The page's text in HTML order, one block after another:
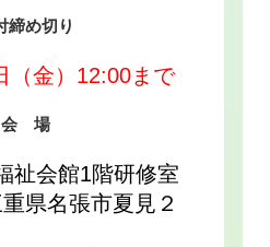
締め切り
（金）12:00まで
会 場
祉会館1階研修室
県名張市夏見２